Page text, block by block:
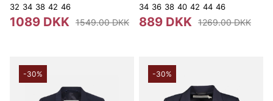
32 34 38 42 46
1089 DKK 1549.00 DKK
34 36 38 40 42 44 46
889 DKK 1269.00 DKK
-30% -30%